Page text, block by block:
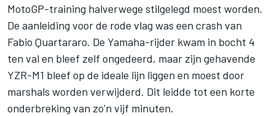
MotoGP-training halverwege stilgelegd moest worden.
De aanleiding voor de rode vlag was een crash van
Fabio Quartararo. De Yamaha-rijder kwam in bocht 4
ten val en bleef zelf ongedeerd, maar zijn gehavende
YZR-M1 bleef op de ideale lijn liggen en moest door
marshals worden verwijderd. Dit leidde tot een korte
onderbreking van zo'n vijf minuten.